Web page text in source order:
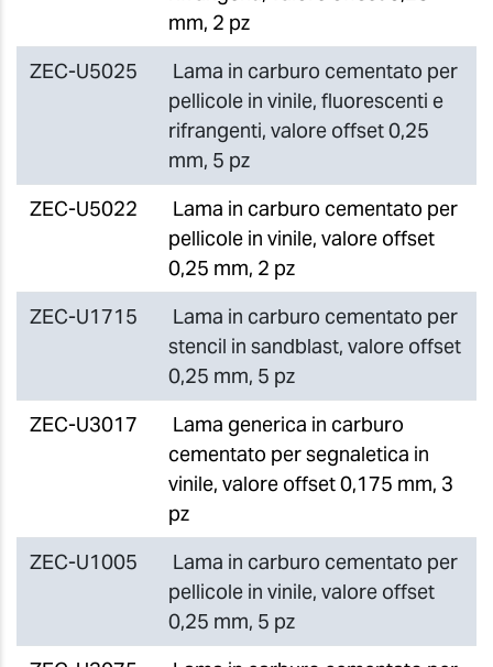
mm, 2 pz
ZEC-U5025
Lama in carburo cementato per
pellicole in vinile, fluorescenti e
rifrangenti, valore offset 0,25
mm, 5 pz
ZEC-U5022
Lama in carburo cementato per
pellicole in vinile, valore offset
0,25 mm, 2 pz
ZEC-U1715
Lama in carburo cementato per
stencil in sandblast, valore offset
0,25 mm, 5 pz
ZEC-U3017
Lama generica in carburo
cementato per segnaletica in
vinile, valore offset 0,175 mm, 3
pz
ZEC-U1005
Lama in carburo cementato per
pellicole in vinile, valore offset
0,25 mm, 5 pz